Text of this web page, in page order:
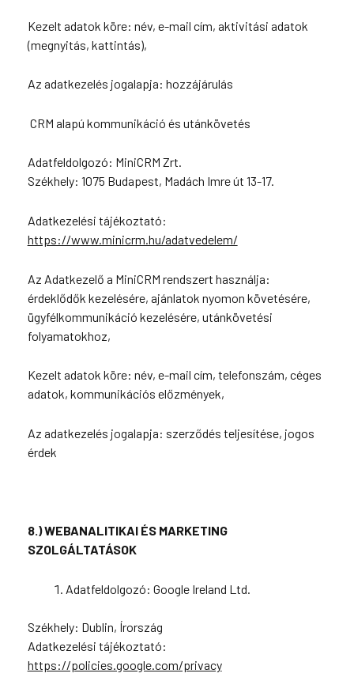
Kezelt adatok köre: név, e-mail cím, aktivitási adatok
(megnyitás, kattintás),
Az adatkezelés jogalapja: hozzájárulás
CRM alapú kommunikáció és utánkövetés
Adatfeldolgozó: MiniCRM Zrt.
Székhely: 1075 Budapest, Madách Imre út 13-17.
Adatkezelési tájékoztató:
https://www.minicrm.hu/adatvedelem/
Az Adatkezelő a MiniCRM rendszert használja:
érdeklődők kezelésére, ajánlatok nyomon követésére,
ügyfélkommunikáció kezelésére, utánkövetési
folyamatokhoz,
Kezelt adatok köre: név, e-mail cím, telefonszám, céges
adatok, kommunikációs előzmények,
Az adatkezelés jogalapja: szerződés teljesítése, jogos
érdek
8.) WEBANALITIKAI ÉS MARKETING
SZOLGÁLTATÁSOK
Adatfeldolgozó: Google Ireland Ltd.
Székhely: Dublin, Írország
Adatkezelési tájékoztató:
https://policies.google.com/privacy